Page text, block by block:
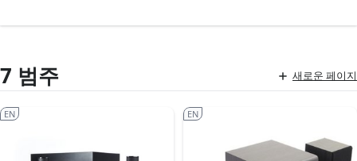
7 범주 새로운 페이지
EN EN